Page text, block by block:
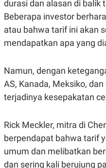
durasi dan alasan di balik
Beberapa investor
atau bahwa tarif ini akan
mendapatkan apa yang
Namun, dengan
AS, Kanada, Meksiko,
terjadinya kesepakatan
Rick Meckler, mitra di
berpendapat bahwa tarif
umum dan melibatkan
dan sering kali berujung